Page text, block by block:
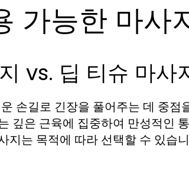
가능한 마사
vs. 딥 티슈 마사
손길로 긴장을 풀어주는 데 중점
깊은 근육에 집중하여 만성적인
지는 목적에 따라 선택할 수 있습